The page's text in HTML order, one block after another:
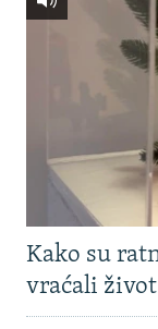
Kako su
vraćali